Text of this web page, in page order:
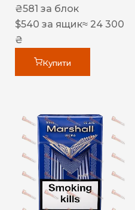
₴581 за блок
$540 за ящик≈ 24 300
₴
Купити